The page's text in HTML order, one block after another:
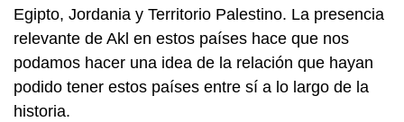
Egipto, Jordania y Territorio Palestino. La presencia
relevante de Akl en estos países hace que nos
podamos hacer una idea de la relación que hayan
podido tener estos países entre sí a lo largo de la
historia.